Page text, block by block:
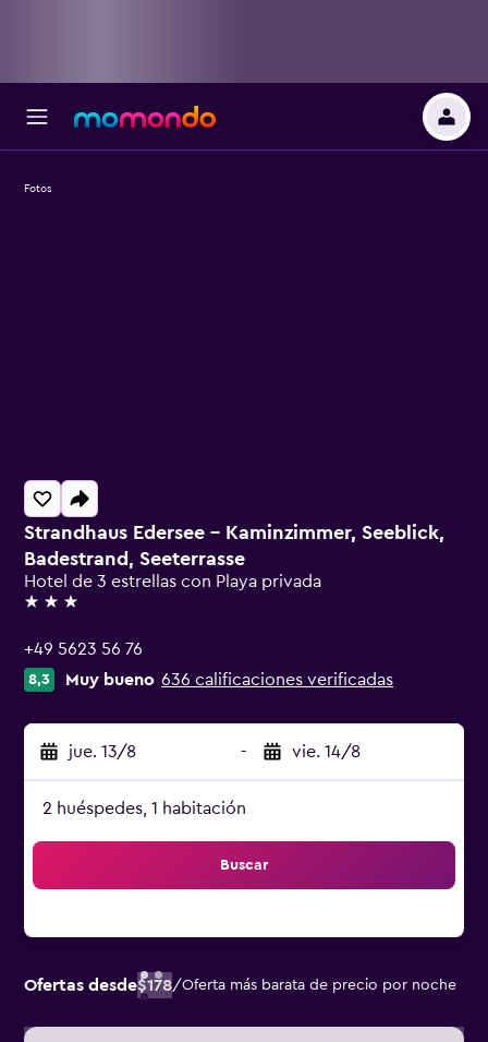
Strandhaus Edersee - Kaminzimmer, Seeblick,
Badestrand, Seeterrasse
Hotel de 3 estrellas con Playa privada
3 estrellas
+49 5623 56 76
8,3 Muy bueno 636 calificaciones verificadas
jue. 13/8 - vie. 14/8
2 huéspedes, 1 habitación
Buscar
Ofertas desde$178/Oferta más barata de precio por noche
Fotos